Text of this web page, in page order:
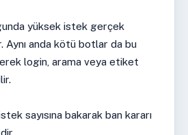
yüksek istek gerçek
Aynı anda kötü botlar da bu
login, arama veya etiket
sayısına bakarak ban kararı